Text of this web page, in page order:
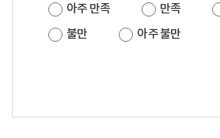
아주 만족 만족
불만
아주 불만